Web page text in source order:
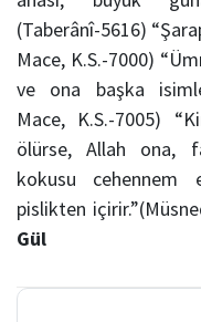
(Taberânî-5616)
Mace, K.S.-7000)
ve ona başka
Mace, K.S.-7005)
ölürse, Allah ona,
kokusu cehennem
pislikten
Gül